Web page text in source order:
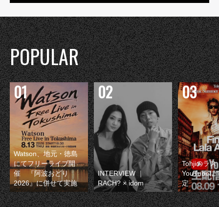
POPULAR
Watson、地元・徳島
にてフリーライブ開
催 『阿波おどり
2026』に併せて実施
INTERVIEW ｜
RACH? × idom
Tohjiのラス
YouTubeに
定